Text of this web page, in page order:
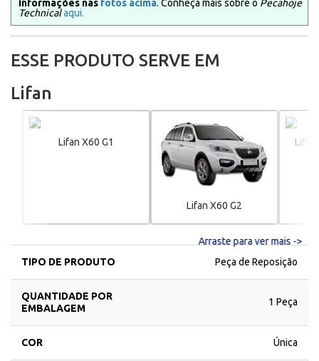
informações nas fotos acima. Conheça mais sobre o Pecahoje
Technicalaqui.
ESSE PRODUTO SERVE EM
Lifan
Lifan X60 G1
Lifan X60 G2
Lifan
Arraste para ver mais ->
TIPO DE PRODUTO
Peça de Reposição
QUANTIDADE POR
EMBALAGEM
1 Peça
COR Única